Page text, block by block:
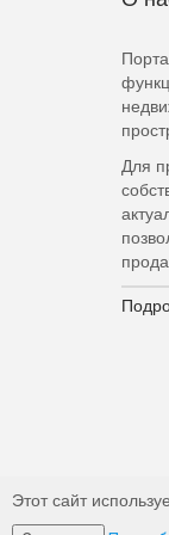
Для
Этот сайт